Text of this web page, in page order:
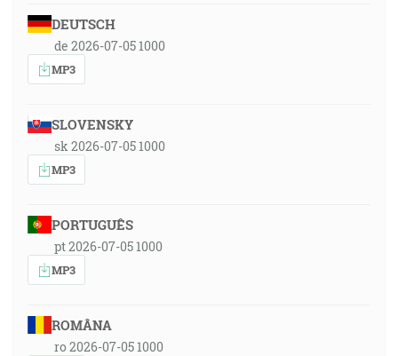
DEUTSCH
de 2026-07-05 1000
MP3
SLOVENSKY
sk 2026-07-05 1000
MP3
PORTUGUÊS
pt 2026-07-05 1000
MP3
ROMÂNA
ro 2026-07-05 1000